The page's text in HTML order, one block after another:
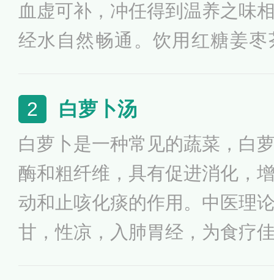
血虚可补，冲任得到温养之味
经水自然畅通。饮用红糖姜
红糖姜枣茶过于甘甜，有腻膈
宜使用；痰湿过多，或阴虚火
2 白萝卜汤
白萝卜是一种常见的蔬菜，白
酶和粗纤维，具有促进消化，
动和止咳化痰的作用。中医理
甘，性凉，入肺胃经，为食疗